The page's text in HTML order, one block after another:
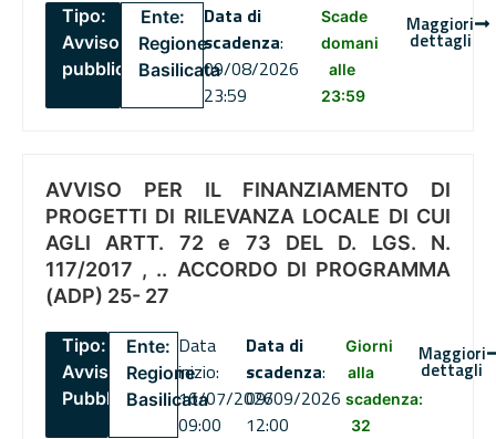
Tipo:
Avviso
pubblico
Ente:
Regione
Basilicata
Data di
scadenza:
09/08/2026
23:59
Scade
domani
alle
23:59
Maggiori
dettagli
AVVISO PER IL FINANZIAMENTO DI
PROGETTI DI RILEVANZA LOCALE DI CUI
AGLI ARTT. 72 e 73 DEL D. LGS. N.
117/2017 , .. ACCORDO DI PROGRAMMA
(ADP) 25- 27
Tipo:
Avviso
Pubblico
Ente:
Regione
Basilicata
Data
inizio:
16/07/2026
09:00
Data di
scadenza:
09/09/2026
12:00
Giorni
alla
scadenza:
32
Maggiori
dettagli